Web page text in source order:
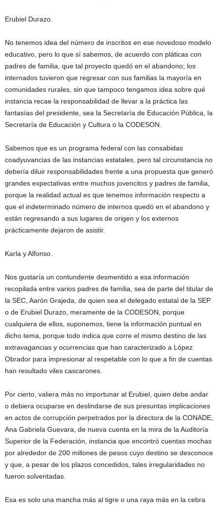
Erubiel Durazo.
No tenemos idea del número de inscritos en ese novedoso modelo
educativo, pero lo que sí sabemos, de acuerdo con pláticas con
padres de familia, que tal proyecto quedó en el abandono; los
internados tuvieron que regresar con sus familias la mayoría en
comunidades rurales, sin que tampoco tengamos idea sobre qué
instancia recae la responsabilidad de llevar a la práctica las
fantasías del presidente, sea la Secretaría de Educación Pública, la
Secretaría de Educación y Cultura o la CODESON.
Sabemos que es un programa federal con las consabidas
coadyuvancias de las instancias estatales, pero tal circunstancia no
debería diluir responsabilidades frente a una propuesta que generó
grandes expectativas entre muchos jovencitos y padres de familia,
porque la realidad actual es que tenemos información respecto a
que el indeterminado número de internos quedó en el abandono y
están regresando a sus lugares de origen y los externos
prácticamente dejaron de asistir.
Karla y Alfonso.
Nos gustaría un contundente desmentido a esa información
recopilada entre varios padres de familia, sea de parte del titular de
la SEC, Aarón Grajeda, de quien sea el delegado estatal de la SEP
o de Erubiel Durazo, meramente de la CODESON, porque
cualquiera de ellos, suponemos, tiene la información puntual en
dicho tema, porque todo indica que corre el mismo destino de las
extravagancias y ocurrencias que han caracterizado a López
Obrador para impresionar al respetable con lo que a fin de cuentas
han resultado viles cascarones.
Por cierto, valiera más no importunar al Erubiel, quien debe andar
o debiera ocuparse en deslindarse de sus presuntas implicaciones
en actos de corrupción perpetrados por la directora de la CONADE,
Ana Gabriela Guevara, de nueva cuenta en la mira de la Auditoría
Superior de la Federación, instancia que encontró cuentas mochas
por alrededor de 200 millones de pesos cuyo destino se desconoce
y que, a pesar de los plazos concedidos, tales irregularidades no
fueron solventadas.
Esa es solo una mancha más al tigre o una raya más en la cebra